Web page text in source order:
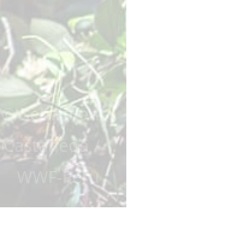
© Sebastian
Castañeda /
WWF-Peru